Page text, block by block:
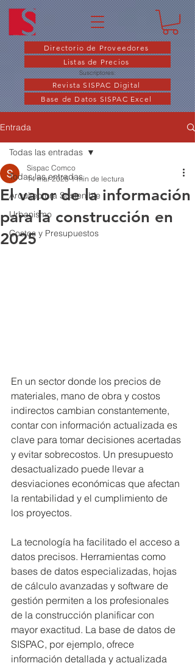
Suscriptores:
Revista SISPAC Digital
Base de Datos SISPAC Excel
Directorio de Proveedores
Listas de Precios
Entrada
Todas las entradas
Arquitectura Sostenible
Urbanismo
Costos y Presupuestos
Todas las entradas
El valor de la información
para la construcción en
2025
Sispac Comco
14 mar 2025 1 min de lectura
En un sector donde los precios de
materiales, mano de obra y costos
indirectos cambian constantemente,
contar con información actualizada es
clave para tomar decisiones acertadas
y evitar sobrecostos. Un presupuesto
desactualizado puede llevar a
desviaciones económicas que afectan
la rentabilidad y el cumplimiento de
los proyectos.
La tecnología ha facilitado el acceso a
datos precisos. Herramientas como
bases de datos especializadas, hojas
de cálculo avanzadas y software de
gestión permiten a los profesionales
de la construcción planificar con
mayor exactitud. La base de datos de
SISPAC, por ejemplo, ofrece
información detallada y actualizada